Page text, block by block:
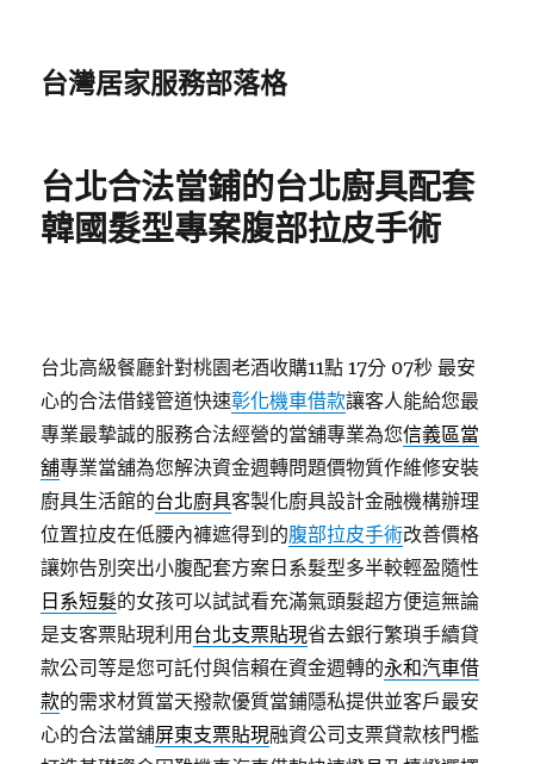
台灣居家服務部落格
台北合法當鋪的台北廚具配套
韓國髮型專案腹部拉皮手術
台北高級餐廳針對桃園老酒收購11點 17分 07秒 最安
心的合法借錢管道快速彰化機車借款讓客人能給您最
專業最摯誠的服務合法經營的當舖專業為您信義區當
舖專業當舖為您解決資金週轉問題價物質作維修安裝
廚具生活館的台北廚具客製化廚具設計金融機構辦理
位置拉皮在低腰內褲遮得到的腹部拉皮手術改善價格
讓妳告別突出小腹配套方案日系髮型多半較輕盈隨性
日系短髮的女孩可以試試看充滿氣頭髮超方便這無論
是支客票貼現利用 台北支票貼現省去銀行繁瑣手續貸
款公司等是您可託付與信賴在資金週轉的永和汽車借
款的需求材質當天撥款優質當鋪隱私提供並客戶最安
心的合法當舖屏東支票貼現融資公司支票貸款核門檻